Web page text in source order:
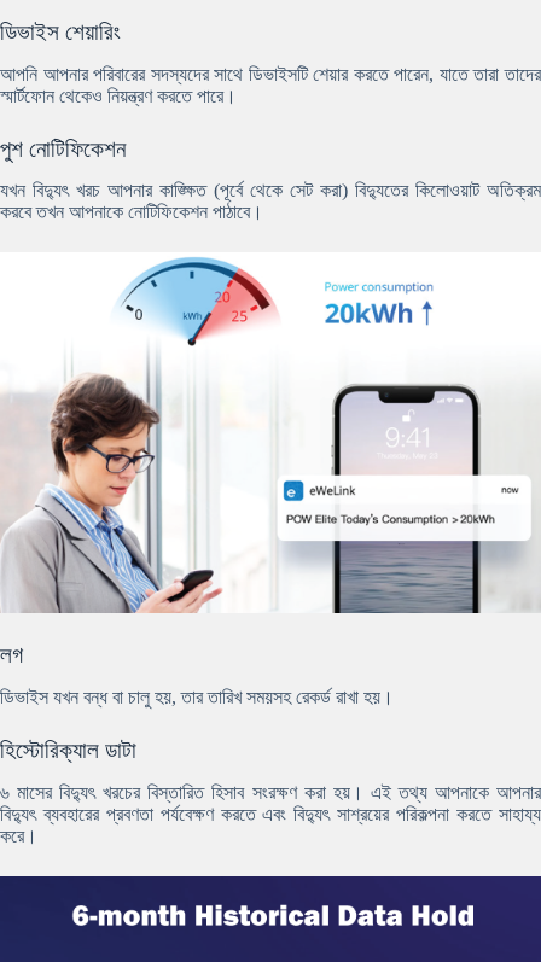
ডিভাইস শেয়ারিং
আপনি আপনার পরিবারের সদস্যদের সাথে ডিভাইসটি শেয়ার করতে পারেন, যাতে তারা তাদের
স্মার্টফোন থেকেও নিয়ন্ত্রণ করতে পারে।
পুশ নোটিফিকেশন
যখন বিদ্যুৎ খরচ আপনার কাঙ্ক্ষিত (পূর্বে থেকে সেট করা) বিদ্যুতের কিলোওয়াট অতিক্রম
করবে তখন আপনাকে নোটিফিকেশন পাঠাবে।
লগ
ডিভাইস যখন বন্ধ বা চালু হয়, তার তারিখ সময়সহ রেকর্ড রাখা হয়।
হিস্টোরিক্যাল ডাটা
৬ মাসের বিদ্যুৎ খরচের বিস্তারিত হিসাব সংরক্ষণ করা হয়। এই তথ্য আপনাকে আপনার
বিদ্যুৎ ব্যবহারের প্রবণতা পর্যবেক্ষণ করতে এবং বিদ্যুৎ সাশ্রয়ের পরিকল্পনা করতে সাহায্য
করে।